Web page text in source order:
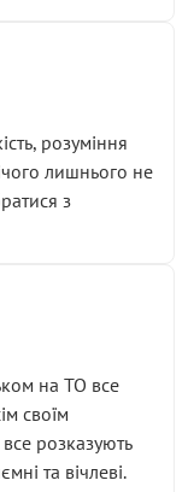
розуміння
лишнього не
з
на ТО все
своїм
розказують
та вічлеві.